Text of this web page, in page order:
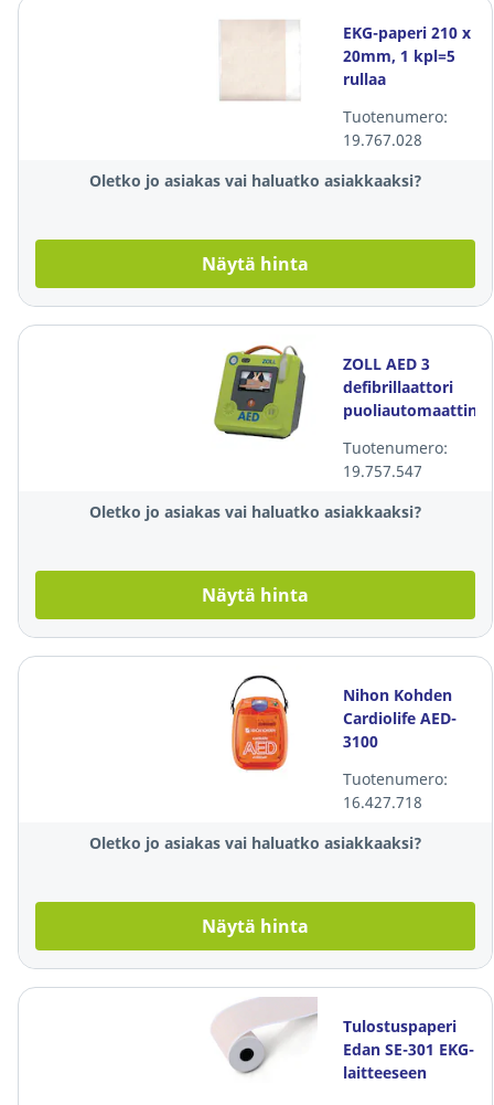
EKG-paperi 210 x
20mm, 1 kpl=5
rullaa
Tuotenumero:
19.767.028
Oletko jo asiakas vai haluatko asiakkaaksi?
Näytä hinta
ZOLL AED 3
defibrillaattori
Tuotenumero:
19.757.547
Oletko jo asiakas vai haluatko asiakkaaksi?
Näytä hinta
Nihon Kohden
Cardiolife AED-
3100
Tuotenumero:
16.427.718
Oletko jo asiakas vai haluatko asiakkaaksi?
Näytä hinta
Tulostuspaperi
Edan SE-301 EKG-
laitteeseen